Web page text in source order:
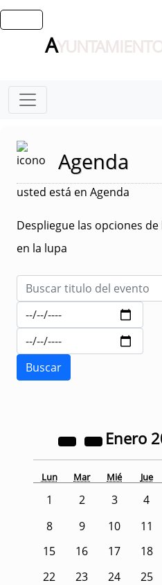
A
Agenda
usted está en Agenda
Despliegue las opciones
en la lupa
Enero
Lun Mar Mié Jue
1 2 3 4
8
9 10 11
15
16 17 18
22
23 24 25